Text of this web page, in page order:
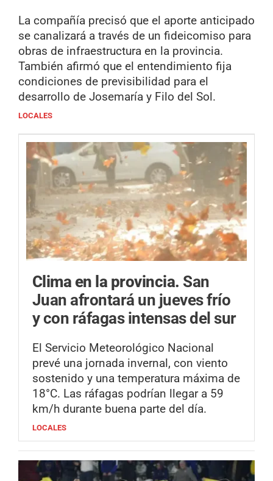
La compañía precisó que el aporte anticipado
se canalizará a través de un fideicomiso para
obras de infraestructura en la provincia.
También afirmó que el entendimiento fija
condiciones de previsibilidad para el
desarrollo de Josemaría y Filo del Sol.
LOCALES
Clima en la provincia. San
Juan afrontará un jueves frío
y con ráfagas intensas del sur
El Servicio Meteorológico Nacional
prevé una jornada invernal, con viento
sostenido y una temperatura máxima de
18°C. Las ráfagas podrían llegar a 59
km/h durante buena parte del día.
LOCALES